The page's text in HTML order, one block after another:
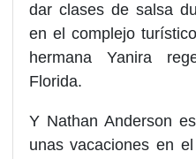
dar clases de salsa
en el complejo
hermana Yanira
Florida.
Y Nathan Anderson
unas vacaciones en